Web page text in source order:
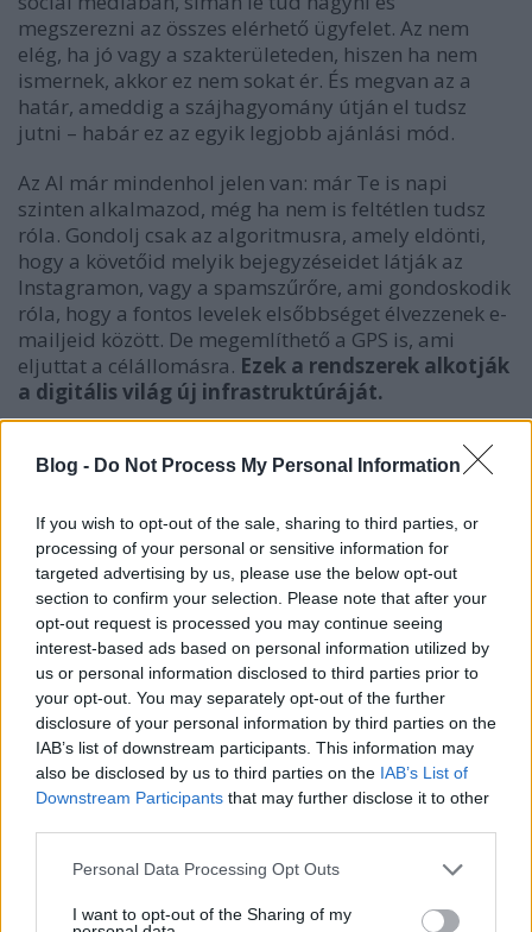
Blog - Do Not Process My Personal Information
If you wish to opt-out of the sale, sharing to third parties, or
processing of your personal or sensitive information for
targeted advertising by us, please use the below opt-out
section to confirm your selection. Please note that after your
opt-out request is processed you may continue seeing
interest-based ads based on personal information utilized by
us or personal information disclosed to third parties prior to
your opt-out. You may separately opt-out of the further
disclosure of your personal information by third parties on the
IAB’s list of downstream participants. This information may
also be disclosed by us to third parties on the IAB’s List of
Downstream Participants that may further disclose it to other
Please note that this website/app uses one or more Google
not limited to your visit or usage behaviour. You may click to
Personal Data Processing Opt Outs
I want to opt-out of the Sharing of my
megszerezni az összes elérhető ügyfelet. Az nem
elég, ha jó vagy a szakterületeden, hiszen ha nem
ismernek, akkor ez nem sokat ér. És megvan az a
határ, ameddig a szájhagyomány útján el tudsz
jutni – habár ez az egyik legjobb ajánlási mód.
Az AI már mindenhol jelen van: már Te is napi
szinten alkalmazod, még ha nem is feltétlen tudsz
róla. Gondolj csak az algoritmusra, amely eldönti,
hogy a követőid melyik bejegyzéseidet látják az
Instagramon, vagy a spamszűrőre, ami gondoskodik
róla, hogy a fontos levelek elsőbbséget élvezzenek e-
mailjeid között. De megemlíthető a GPS is, ami
eljuttat a célállomásra. Ezek a rendszerek alkotják
a digitális világ új infrastruktúráját.
Nagyon megoszlanak a vélemények az AI-ról, de
összességében ez nem egy rossz lehetőség, csak
egy eszköz a hatékonyság és a kreativitás növelésére.
A legfontosabb az, hogy a mesterséges intelligenciát
nem önmagad helyettesítőjeként, hanem új
munkatársadként kell kezelni.
A gépi tanulás nem is annyira idegen
tőlünk?
Az emberi tanulás egyik legegyszerűbb példája,
amikor megtanuljuk megkülönböztetni a macskát és
a kutyát. Ezt nem szabálykönyvekből sajátítjuk el, és
nem egy részletes definíciórendszer alapján döntjük
el minden alkalommal, hanem úgy, hogy rengeteg
helyzetek ismétlődnek, és az agyunk ezekből
fokozatosan mintákat kezd felismerni. Idővel